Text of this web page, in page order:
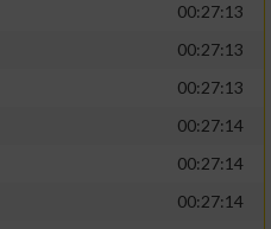
00:27:13
00:27:13
00:27:13
00:27:14
00:27:14
00:27:14